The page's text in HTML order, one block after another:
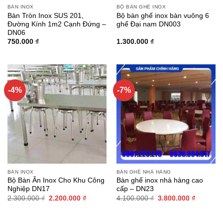
BÀN INOX
Bàn Tròn Inox SUS 201,
Đường Kính 1m2 Cạnh Đứng –
DN06
750.000 ₫
BỘ BÀN GHẾ INOX
Bộ bàn ghế inox bàn vuông 6
ghế Đại nam DN003
1.300.000 ₫
-4%
BÀN INOX
Bộ Bàn Ăn Inox Cho Khu Công
Nghiệp DN17
2.300.000₫ Giá
2.200.000 ₫Giá
-7%
BÀN GHẾ NHÀ HÀNG
Bàn ghế inox nhà hàng cao
cấp – DN23
4.100.000₫ Giá
3.800.000 ₫Giá